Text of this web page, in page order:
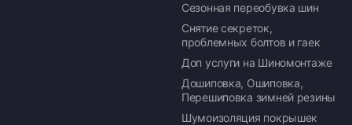
Сезонная переобувка шин
Снятие секреток,
проблемных болтов и гаек
Доп услуги на Шиномонтаже
Дошиповка, Ошиповка,
Перешиповка зимней резины
Шумоизоляция покрышек